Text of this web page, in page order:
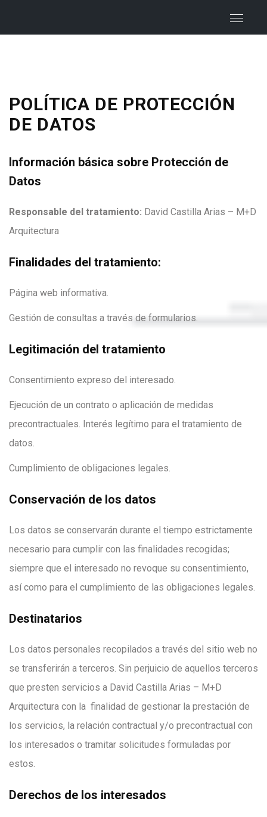
POLÍTICA DE PROTECCIÓN
DE DATOS
Información básica sobre Protección de
Datos
Responsable del tratamiento: David Castilla Arias – M+D
Arquitectura
Finalidades del tratamiento:
Página web informativa.
Gestión de consultas a través de formularios.
Legitimación del tratamiento
Consentimiento expreso del interesado.
Ejecución de un contrato o aplicación de medidas
precontractuales. Interés legítimo para el tratamiento de
datos.
Cumplimiento de obligaciones legales.
Conservación de los datos
Los datos se conservarán durante el tiempo estrictamente
necesario para cumplir con las finalidades recogidas;
siempre que el interesado no revoque su consentimiento,
así como para el cumplimiento de las obligaciones legales.
Destinatarios
Los datos personales recopilados a través del sitio web no
se transferirán a terceros. Sin perjuicio de aquellos terceros
que presten servicios a David Castilla Arias – M+D
Arquitectura con la finalidad de gestionar la prestación de
los servicios, la relación contractual y/o precontractual con
los interesados o tramitar solicitudes formuladas por
estos.
Derechos de los interesados